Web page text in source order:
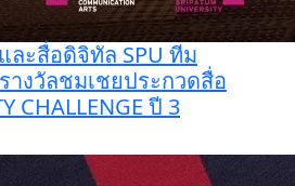
ะสื่อดิจิทัล SPU ทีม
างวัลชมเชยประกวดสื่อ
CHALLENGE ปี 3